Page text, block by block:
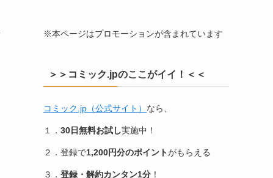
※本ページはプロモーションが含まれています
＞＞コミック.jpのここがイイ！＜＜
コミック.jp（公式サイト） なら、
１． 30日無料お試し実施中！
２．登録で1,200円分のポイントがもらえる
３． 登録・解約カンタン1分 ！